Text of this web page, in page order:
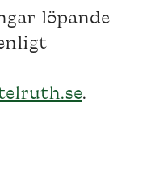
löpande
.